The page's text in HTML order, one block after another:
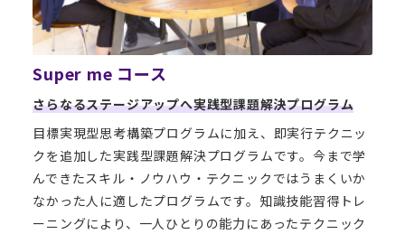
Super me コース
さらなるステージアップへ実践型課題解決プログラム
目標実現型思考構築プログラムに加え、即実行テクニッ
クを追加した実践型課題解決プログラムです。今まで学
んできたスキル・ノウハウ・テクニックではうまくいか
なかった人に適したプログラムです。知識技能習得トレ
ーニングにより、一人ひとりの能力にあったテクニック